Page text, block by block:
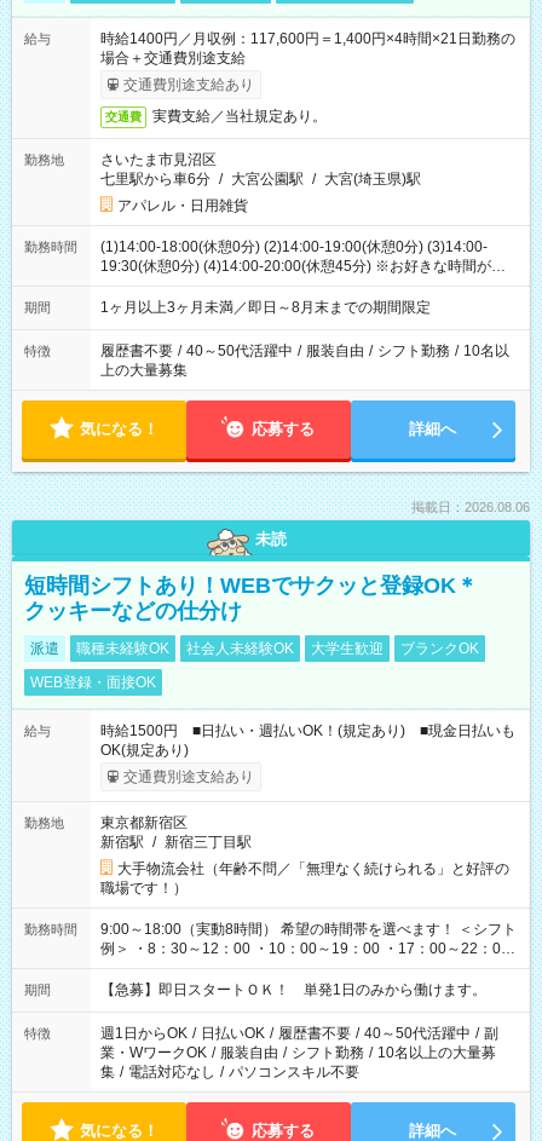
給与
時給1400円／月収例：117,600円＝1,400円×4時間×21日勤務の
場合＋交通費別途支給
交通費別途支給あり
交通費 実費支給／当社規定あり。
勤務地
さいたま市見沼区
七里駅から車6分 / 大宮公園駅 / 大宮(埼玉県)駅
アパレル・日用雑貨
勤務時間
(1)14:00-18:00(休憩0分) (2)14:00-19:00(休憩0分) (3)14:00-
19:30(休憩0分) (4)14:00-20:00(休憩45分) ※お好きな時間が選べ
ます
期間 1ヶ月以上3ヶ月未満／即日～8月末までの期間限定
特徴 履歴書不要 / 40～50代活躍中 / 服装自由 / シフト勤務 / 10名以
上の大量募集
気になる！ 応募する 詳細へ
掲載日：2026.08.06
未読
短時間シフトあり！WEBでサクッと登録OK＊
クッキーなどの仕分け
派遣 職種未経験OK 社会人未経験OK 大学生歓迎
ブランクOK
WEB登録・面接OK
給与
時給1500円 ■日払い・週払いOK！(規定あり) ■現金日払いも
OK(規定あり)
交通費別途支給あり
勤務地
東京都新宿区
新宿駅 / 新宿三丁目駅
大手物流会社（年齢不問／「無理なく続けられる」と好評の
職場です！）
勤務時間
9:00～18:00（実動8時間） 希望の時間帯を選べます！ ＜シフト
例＞ ・8：30～12：00 ・10：00～19：00 ・17：00～22：00
・13：00～22：00 ・22：00～翌6：00 など
期間 【急募】即日スタートＯＫ！ 単発1日のみから働けます。
特徴 週1日からOK / 日払いOK / 履歴書不要 / 40～50代活躍中 / 副
業・WワークOK / 服装自由 / シフト勤務 / 10名以上の大量募
集 / 電話対応なし / パソコンスキル不要
気になる！ 応募する 詳細へ